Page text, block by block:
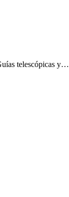
telescópicas y…